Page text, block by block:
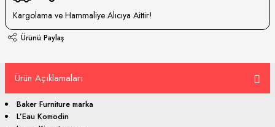
Kargolama ve Hammaliye Alıcıya Aittir!
Ürünü Paylaş
Ürün Açıklamaları
Baker Furniture marka
L’Eau Komodin